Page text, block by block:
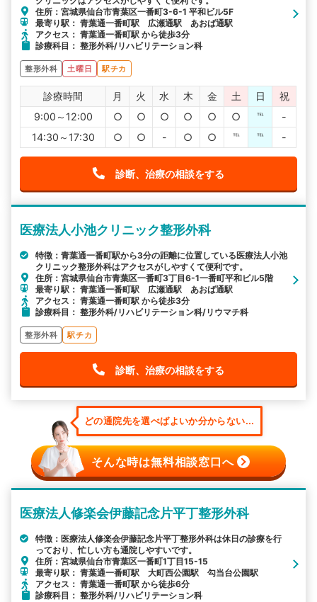
住所：宮城県仙台市青葉区一番町3-6-1 平和ビル5F
最寄り駅： 青葉通一番町駅 広瀬通駅 あおば通駅
アクセス： 青葉通一番町駅 から徒歩3分
診療科目： 整形外科/リハビリテーション科
整形外科 土曜日 駅チカ
診療時間 月 火 水 木 金 土 日
祝
9:00～12:00
○ ○ ○ ○ ○ ○ ℡
-
14:30～17:30
○ ○ - ○ ○ ℡ ℡ -
診断、治療の相談をする
医療法人小池クリニック整形外科
特徴：青葉通一番町駅から3分の距離に位置している医療法人小池
クリニック整形外科はアクセスがしやすくて便利です。
住所：宮城県仙台市青葉区一番町3丁目6-1一番町平和ビル5階
最寄り駅： 青葉通一番町駅 広瀬通駅 あおば通駅
アクセス： 青葉通一番町駅 から徒歩3分
診療科目： 整形外科/リハビリテーション科/リウマチ科
整形外科 駅チカ
診断、治療の相談をする
どの通院先を選べばよいか分からない...
そんな時は無料相談窓口へ
医療法人修楽会伊藤記念片平丁整形外科
特徴：医療法人修楽会伊藤記念片平丁整形外科は休日の診療を行
っており、忙しい方も通院しやすいです。
住所：宮城県仙台市青葉区一番町1丁目15-15
最寄り駅： 青葉通一番町駅 大町西公園駅 勾当台公園駅
アクセス： 青葉通一番町駅 から徒歩6分
診療科目： 整形外科/リハビリテーション科